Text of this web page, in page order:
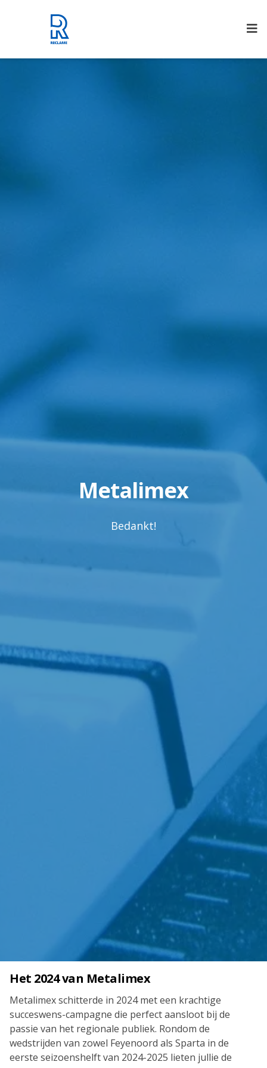
Rijnmond Reclame
Metalimex
Bedankt!
Het 2024 van Metalimex
Metalimex schitterde in 2024 met een krachtige
succeswens-campagne die perfect aansloot bij de
passie van het regionale publiek. Rondom de
wedstrijden van zowel Feyenoord als Sparta in de
eerste seizoenshelft van 2024-2025 lieten jullie de